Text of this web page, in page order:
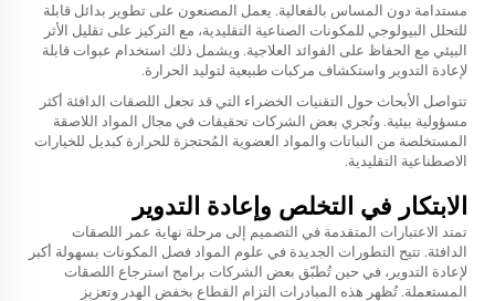
مستدامة دون المساس بالفعالية. يعمل المصنعون على تطوير بدائل قابلة
للتحلل البيولوجي للمكونات الصناعية التقليدية، مع التركيز على تقليل الأثر
البيئي مع الحفاظ على الفوائد العلاجية. ويشمل ذلك استخدام عبوات قابلة
لإعادة التدوير واستكشاف مركبات طبيعية لتوليد الحرارة.
تتواصل الأبحاث حول التقنيات الخضراء التي قد تجعل اللصقات الدافئة أكثر
مسؤولية بيئية. وتُجري بعض الشركات تحقيقات في مجال المواد اللاصقة
المستخلصة من النباتات والمواد العضوية المُحتجزة للحرارة كبديل للخيارات
الاصطناعية التقليدية.
الابتكار في التخلص وإعادة التدوير
تمتد الاعتبارات المتقدمة في التصميم إلى مرحلة نهاية عمر اللصقات
الدافئة. تتيح التطورات الجديدة في علوم المواد فصل المكونات بسهولة أكبر
لإعادة التدوير، في حين تُطبّق بعض الشركات برامج استرجاع اللصقات
المستعملة. تُظهر هذه المبادرات التزام القطاع بخفض الهدر وتعزيز